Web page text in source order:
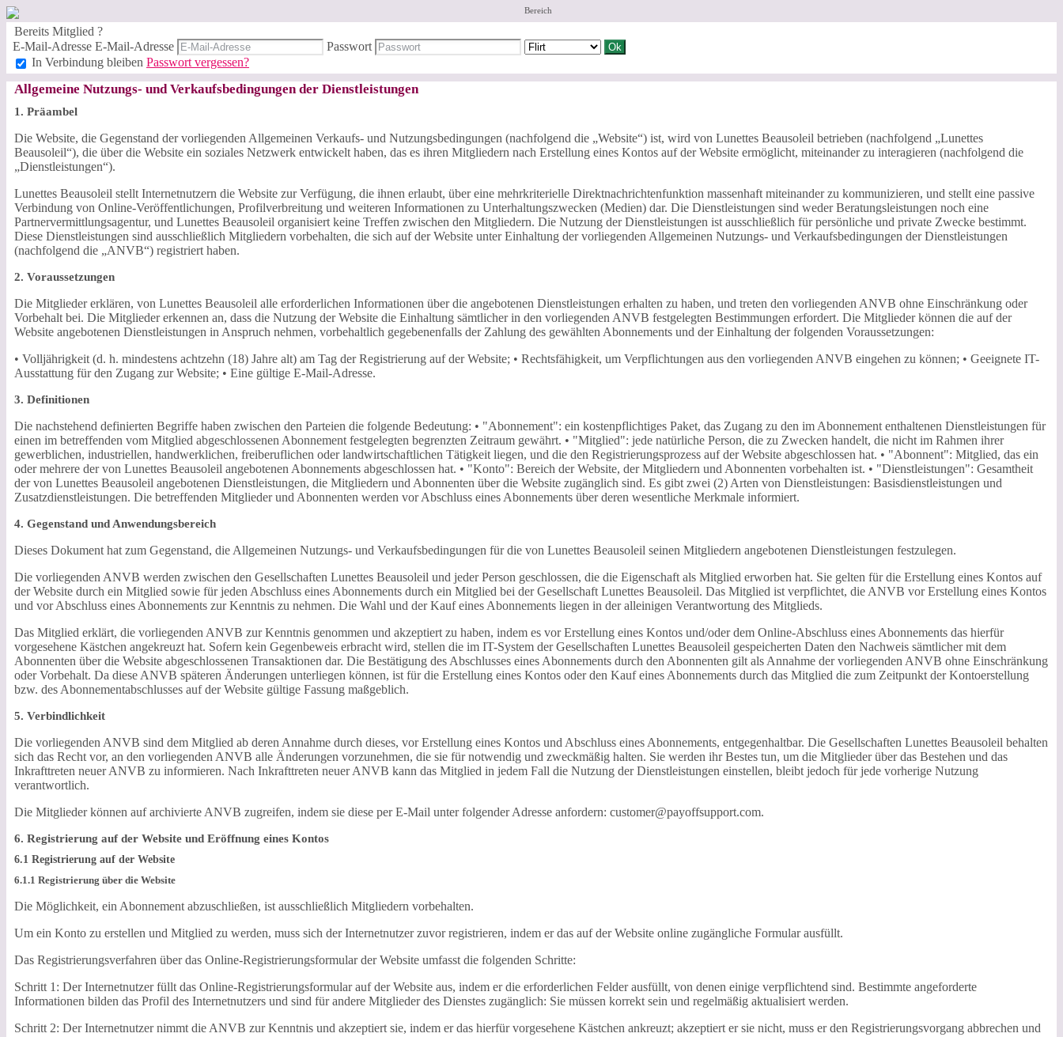
Bereits Mitglied ?
E-Mail-Adresse E-Mail-Adresse Passwort
Bereich
In Verbindung bleiben Passwort vergessen?
Allgemeine Nutzungs- und Verkaufsbedingungen der Dienstleistungen
1. Präambel
Die Website, die Gegenstand der vorliegenden Allgemeinen Verkaufs- und Nutzungsbedingungen (nachfolgend die „Website“) ist, wird von Lunettes Beausoleil betrieben (nachfolgend „Lunettes
Beausoleil“), die über die Website ein soziales Netzwerk entwickelt haben, das es ihren Mitgliedern nach Erstellung eines Kontos auf der Website ermöglicht, miteinander zu interagieren (nachfolgend die
„Dienstleistungen“).
Lunettes Beausoleil stellt Internetnutzern die Website zur Verfügung, die ihnen erlaubt, über eine mehrkriterielle Direktnachrichtenfunktion massenhaft miteinander zu kommunizieren, und stellt eine passive
Verbindung von Online-Veröffentlichungen, Profilverbreitung und weiteren Informationen zu Unterhaltungszwecken (Medien) dar. Die Dienstleistungen sind weder Beratungsleistungen noch eine
Partnervermittlungsagentur, und Lunettes Beausoleil organisiert keine Treffen zwischen den Mitgliedern. Die Nutzung der Dienstleistungen ist ausschließlich für persönliche und private Zwecke bestimmt.
Diese Dienstleistungen sind ausschließlich Mitgliedern vorbehalten, die sich auf der Website unter Einhaltung der vorliegenden Allgemeinen Nutzungs- und Verkaufsbedingungen der Dienstleistungen
(nachfolgend die „ANVB“) registriert haben.
2. Voraussetzungen
Die Mitglieder erklären, von Lunettes Beausoleil alle erforderlichen Informationen über die angebotenen Dienstleistungen erhalten zu haben, und treten den vorliegenden ANVB ohne Einschränkung oder
Vorbehalt bei. Die Mitglieder erkennen an, dass die Nutzung der Website die Einhaltung sämtlicher in den vorliegenden ANVB festgelegten Bestimmungen erfordert. Die Mitglieder können die auf der
Website angebotenen Dienstleistungen in Anspruch nehmen, vorbehaltlich gegebenenfalls der Zahlung des gewählten Abonnements und der Einhaltung der folgenden Voraussetzungen:
• Volljährigkeit (d. h. mindestens achtzehn (18) Jahre alt) am Tag der Registrierung auf der Website; • Rechtsfähigkeit, um Verpflichtungen aus den vorliegenden ANVB eingehen zu können; • Geeignete IT-
Ausstattung für den Zugang zur Website; • Eine gültige E-Mail-Adresse.
3. Definitionen
Die nachstehend definierten Begriffe haben zwischen den Parteien die folgende Bedeutung: • "Abonnement": ein kostenpflichtiges Paket, das Zugang zu den im Abonnement enthaltenen Dienstleistungen für
einen im betreffenden vom Mitglied abgeschlossenen Abonnement festgelegten begrenzten Zeitraum gewährt. • "Mitglied": jede natürliche Person, die zu Zwecken handelt, die nicht im Rahmen ihrer
gewerblichen, industriellen, handwerklichen, freiberuflichen oder landwirtschaftlichen Tätigkeit liegen, und die den Registrierungsprozess auf der Website abgeschlossen hat. • "Abonnent": Mitglied, das ein
oder mehrere der von Lunettes Beausoleil angebotenen Abonnements abgeschlossen hat. • "Konto": Bereich der Website, der Mitgliedern und Abonnenten vorbehalten ist. • "Dienstleistungen": Gesamtheit
der von Lunettes Beausoleil angebotenen Dienstleistungen, die Mitgliedern und Abonnenten über die Website zugänglich sind. Es gibt zwei (2) Arten von Dienstleistungen: Basisdienstleistungen und
Zusatzdienstleistungen. Die betreffenden Mitglieder und Abonnenten werden vor Abschluss eines Abonnements über deren wesentliche Merkmale informiert.
4. Gegenstand und Anwendungsbereich
Dieses Dokument hat zum Gegenstand, die Allgemeinen Nutzungs- und Verkaufsbedingungen für die von Lunettes Beausoleil seinen Mitgliedern angebotenen Dienstleistungen festzulegen.
Die vorliegenden ANVB werden zwischen den Gesellschaften Lunettes Beausoleil und jeder Person geschlossen, die die Eigenschaft als Mitglied erworben hat. Sie gelten für die Erstellung eines Kontos auf
der Website durch ein Mitglied sowie für jeden Abschluss eines Abonnements durch ein Mitglied bei der Gesellschaft Lunettes Beausoleil. Das Mitglied ist verpflichtet, die ANVB vor Erstellung eines Kontos
und vor Abschluss eines Abonnements zur Kenntnis zu nehmen. Die Wahl und der Kauf eines Abonnements liegen in der alleinigen Verantwortung des Mitglieds.
Das Mitglied erklärt, die vorliegenden ANVB zur Kenntnis genommen und akzeptiert zu haben, indem es vor Erstellung eines Kontos und/oder dem Online-Abschluss eines Abonnements das hierfür
vorgesehene Kästchen angekreuzt hat. Sofern kein Gegenbeweis erbracht wird, stellen die im IT-System der Gesellschaften Lunettes Beausoleil gespeicherten Daten den Nachweis sämtlicher mit dem
Abonnenten über die Website abgeschlossenen Transaktionen dar. Die Bestätigung des Abschlusses eines Abonnements durch den Abonnenten gilt als Annahme der vorliegenden ANVB ohne Einschränkung
oder Vorbehalt. Da diese ANVB späteren Änderungen unterliegen können, ist für die Erstellung eines Kontos oder den Kauf eines Abonnements durch das Mitglied die zum Zeitpunkt der Kontoerstellung
bzw. des Abonnementabschlusses auf der Website gültige Fassung maßgeblich.
5. Verbindlichkeit
Die vorliegenden ANVB sind dem Mitglied ab deren Annahme durch dieses, vor Erstellung eines Kontos und Abschluss eines Abonnements, entgegenhaltbar. Die Gesellschaften Lunettes Beausoleil behalten
sich das Recht vor, an den vorliegenden ANVB alle Änderungen vorzunehmen, die sie für notwendig und zweckmäßig halten. Sie werden ihr Bestes tun, um die Mitglieder über das Bestehen und das
Inkrafttreten neuer ANVB zu informieren. Nach Inkrafttreten neuer ANVB kann das Mitglied in jedem Fall die Nutzung der Dienstleistungen einstellen, bleibt jedoch für jede vorherige Nutzung
verantwortlich.
Die Mitglieder können auf archivierte ANVB zugreifen, indem sie diese per E-Mail unter folgender Adresse anfordern: customer@payoffsupport.com.
6. Registrierung auf der Website und Eröffnung eines Kontos
6.1 Registrierung auf der Website
6.1.1 Registrierung über die Website
Die Möglichkeit, ein Abonnement abzuschließen, ist ausschließlich Mitgliedern vorbehalten.
Um ein Konto zu erstellen und Mitglied zu werden, muss sich der Internetnutzer zuvor registrieren, indem er das auf der Website online zugängliche Formular ausfüllt.
Das Registrierungsverfahren über das Online-Registrierungsformular der Website umfasst die folgenden Schritte:
Schritt 1: Der Internetnutzer füllt das Online-Registrierungsformular auf der Website aus, indem er die erforderlichen Felder ausfüllt, von denen einige verpflichtend sind. Bestimmte angeforderte
Informationen bilden das Profil des Internetnutzers und sind für andere Mitglieder des Dienstes zugänglich: Sie müssen korrekt sein und regelmäßig aktualisiert werden.
Schritt 2: Der Internetnutzer nimmt die ANVB zur Kenntnis und akzeptiert sie, indem er das hierfür vorgesehene Kästchen ankreuzt; akzeptiert er sie nicht, muss er den Registrierungsvorgang abbrechen und